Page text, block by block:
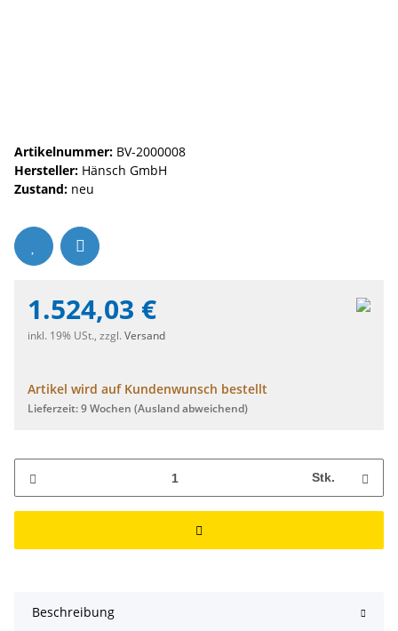
Artikelnummer: BV-2000008
Hersteller: Hänsch GmbH
Zustand: neu
1.524,03 €
inkl. 19% USt., zzgl. Versand
Artikel wird auf Kundenwunsch bestellt
Lieferzeit:9 Wochen (Ausland abweichend)
Stk.
Beschreibung